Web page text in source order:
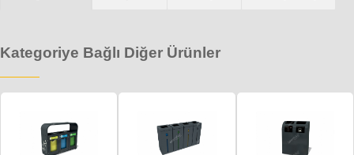
Kategoriye Bağlı Diğer Ürünler